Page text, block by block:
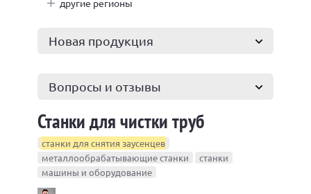
другие регионы
Новая продукция
Вопросы и отзывы
Станки для чистки труб
станки для снятия заусенцев
металлообрабатывающие станки
станки
машины и оборудование